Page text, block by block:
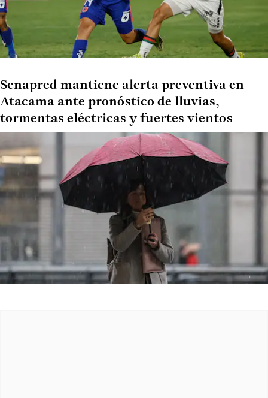
Senapred mantiene alerta preventiva en
Atacama ante pronóstico de lluvias,
tormentas eléctricas y fuertes vientos